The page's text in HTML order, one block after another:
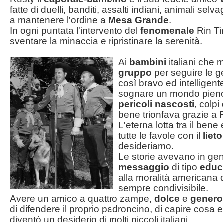
fatte di duelli, banditi, assalti indiani, animali
a mantenere l'ordine a Mesa Grande.
In ogni puntata l'intervento del fenomenale Rin
sventare la minaccia e ripristinare la serenità.
Ai bambini italiani che
gruppo per seguire le
così bravo ed
sognare un mondo
pericoli nascosti, colpi
bene trionfava grazie a
L'eterna lotta tra il bene
tutte le favole con il
desideriamo.
Le storie avevano in
messaggio di tipo
alla moralità americana
sempre condivisibile.
Avere un amico a quattro zampe, dolce e
di difendere il proprio padroncino, di capire cosa
diventò un desiderio di molti piccoli italiani.